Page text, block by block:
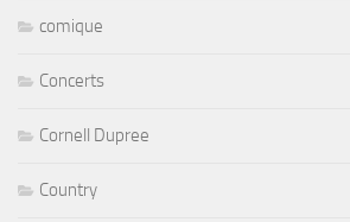
comique
Concerts
Cornell Dupree
Country